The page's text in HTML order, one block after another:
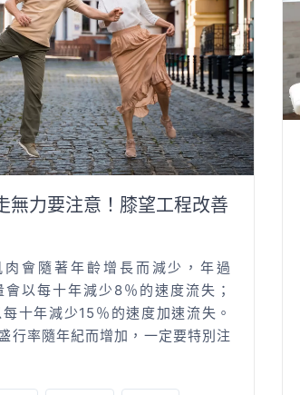
無力要注意！膝望工程改善
肉會隨著年齡增長而減少，年過
以每十年減少8％的速度流失；
十年減少15％的速度加速流失。
行率隨年紀而增加，一定要特別注